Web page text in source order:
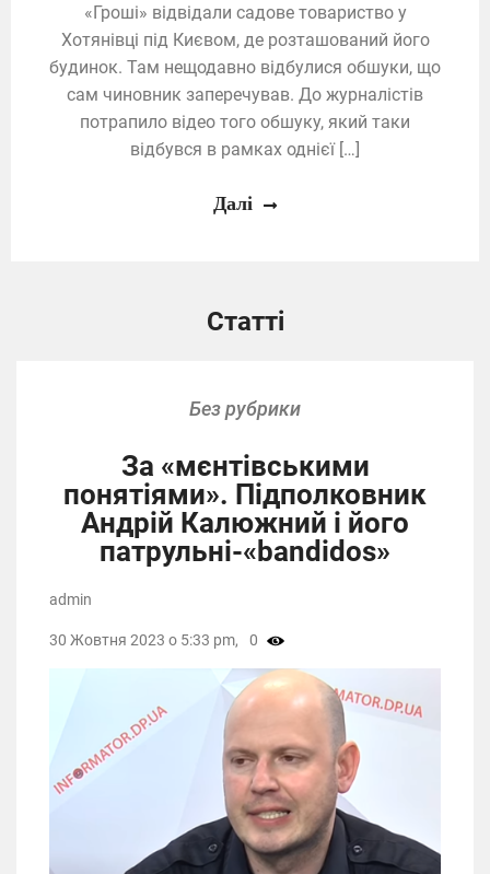
«Гроші» відвідали садове товариство у
Хотянівці під Києвом, де розташований його
будинок. Там нещодавно відбулися обшуки, що
сам чиновник заперечував. До журналістів
потрапило відео того обшуку, який таки
відбувся в рамках однієї […]
Далі
Статті
Без рубрики
За «мєнтівськими
понятіями». Підполковник
Андрій Калюжний і його
патрульні-«bandidos»
admin
30 Жовтня 2023 о 5:33 pm, 0